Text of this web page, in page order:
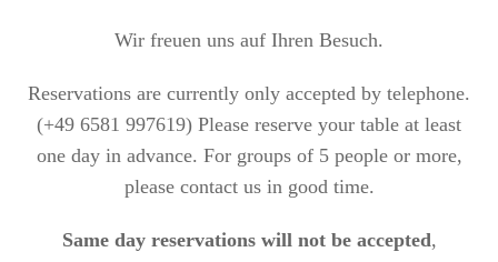
Wir freuen uns auf Ihren Besuch.
Reservations are currently only accepted by telephone.
(+49 6581 997619) Please reserve your table at least
one day in advance. For groups of 5 people or more,
please contact us in good time.
Same day reservations will not be accepted,